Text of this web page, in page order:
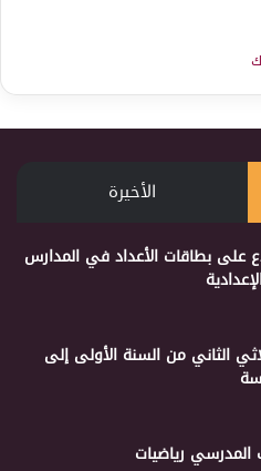
الأخيرة
على بطاقات الأعداد في المدارس
الثاني من السنة الأولى إلى
المدرسي رياضيات